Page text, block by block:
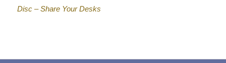
Disc – Share Your Desks